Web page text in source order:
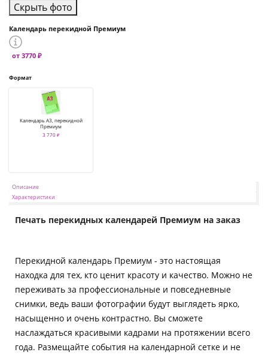
Скрыть фото
Календарь перекидной Премиум
от 3770 ₽
Формат
Календарь А3, перекидной
Премиум
3 770 ₽
Описание
Характеристики
Печать перекидных календарей Премиум на заказ
Перекидной календарь Премиум - это настоящая
находка для тех, кто ценит красоту и качество. Можно не
переживать за профессиональные и повседневные
снимки, ведь ваши фотографии будут выглядеть ярко,
насыщенно и очень контрастно. Вы сможете
наслаждаться красивыми кадрами на протяжении всего
года. Размещайте события на календарной сетке и не